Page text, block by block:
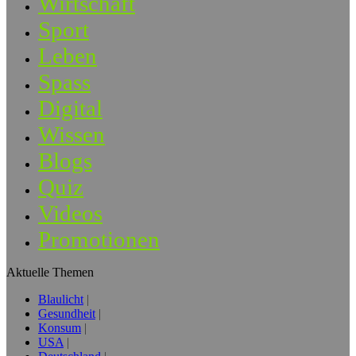
Sport
Leben
Spass
Digital
Wissen
Blogs
Quiz
Videos
Promotionen
Aktuelle Themen
Blaulicht
Gesundheit
Konsum
USA